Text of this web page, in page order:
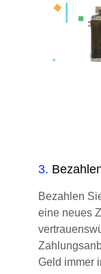
3.
Bezahlen
eine neues
Geld immer